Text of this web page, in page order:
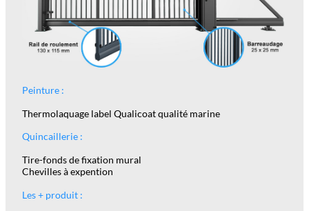
Peinture :
Thermolaquage label Qualicoat qualité marine
Quincaillerie :
Tire-fonds de fixation mural
Chevilles à expention
Les + produit :